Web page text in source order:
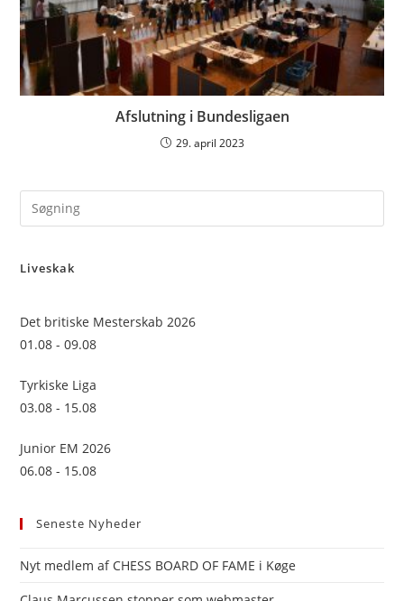
Afslutning i Bundesligaen
29. april 2023
Liveskak
Det britiske Mesterskab 2026
01.08 - 09.08
Tyrkiske Liga
03.08 - 15.08
Junior EM 2026
06.08 - 15.08
Seneste Nyheder
Nyt medlem af CHESS BOARD OF FAME i Køge